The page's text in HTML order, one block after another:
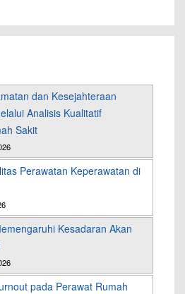
dan Kesejahteraan
Analisis Kualitatif
Sakit
Perawatan Keperawatan di
Kesadaran Akan
pada Perawat Rumah